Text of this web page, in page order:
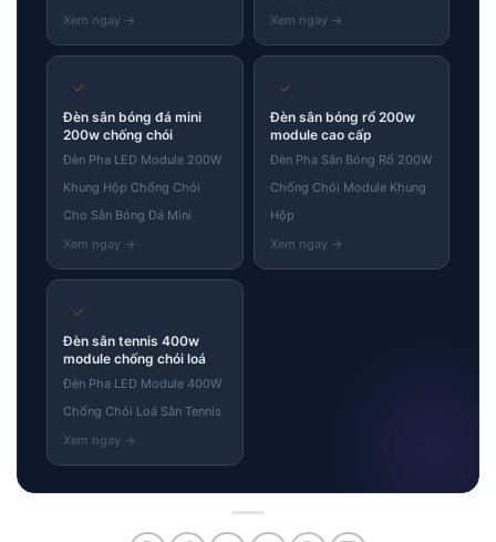
✓
Đèn sân bóng đá mini
200w chống chói
Đèn Pha LED Module 200W
Khung Hộp Chống Chói
Cho Sân Bóng Đá Mini
✓
Đèn sân bóng rổ 200w
module cao cấp
Đèn Pha Sân Bóng Rổ 200W
Chống Chói Module Khung
Hộp
✓
Đèn sân tennis 400w
module chống chói loá
Đèn Pha LED Module 400W
Chống Chói Loá Sân Tennis